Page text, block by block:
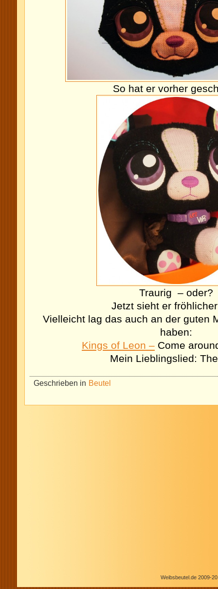
So hat er vorher
Traurig – oder?
Jetzt sieht er
Vielleicht lag das auch an der guten
haben:
Kings of Leon – Come
Mein Lieblingslied:
Geschrieben in Beutel
Weibsbeutel.de 2009-